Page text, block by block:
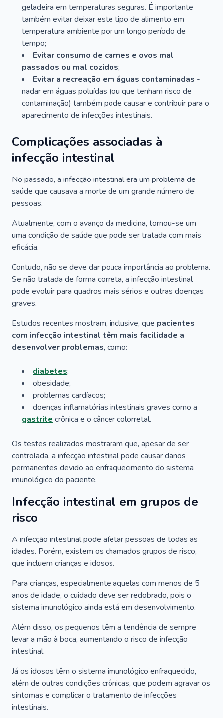
geladeira em temperaturas seguras. É importante
também evitar deixar este tipo de alimento em
temperatura ambiente por um longo período de
tempo;
Evitar consumo de carnes e ovos mal
passados ou mal cozidos;
Evitar a recreação em águas contaminadas -
nadar em águas poluídas (ou que tenham risco de
contaminação) também pode causar e contribuir para o
aparecimento de infecções intestinais.
Complicações associadas à
infecção intestinal
No passado, a infecção intestinal era um problema de
saúde que causava a morte de um grande número de
pessoas.
Atualmente, com o avanço da medicina, tornou-se um
uma condição de saúde que pode ser tratada com mais
eficácia.
Contudo, não se deve dar pouca importância ao problema.
Se não tratada de forma correta, a infecção intestinal
pode evoluir para quadros mais sérios e outras doenças
graves.
Estudos recentes mostram, inclusive, que pacientes
com infecção intestinal têm mais facilidade a
desenvolver problemas, como:
diabetes;
obesidade;
problemas cardíacos;
doenças inflamatórias intestinais graves como a
gastritecrônica e o câncer colorretal.
Os testes realizados mostraram que, apesar de ser
controlada, a infecção intestinal pode causar danos
permanentes devido ao enfraquecimento do sistema
imunológico do paciente.
Infecção intestinal em grupos de
risco
A infecção intestinal pode afetar pessoas de todas as
idades. Porém, existem os chamados grupos de risco,
que incluem crianças e idosos.
Para crianças, especialmente aquelas com menos de 5
anos de idade, o cuidado deve ser redobrado, pois o
sistema imunológico ainda está em desenvolvimento.
Além disso, os pequenos têm a tendência de sempre
levar a mão à boca, aumentando o risco de infecção
intestinal.
Já os idosos têm o sistema imunológico enfraquecido,
além de outras condições crônicas, que podem agravar os
sintomas e complicar o tratamento de infecções
intestinais.